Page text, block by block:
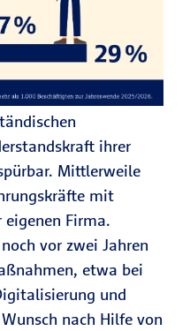
ihrer
Mittlerweile
mit
Firma.
vor zwei Jahren
etwa bei
und
nach Hilfe von